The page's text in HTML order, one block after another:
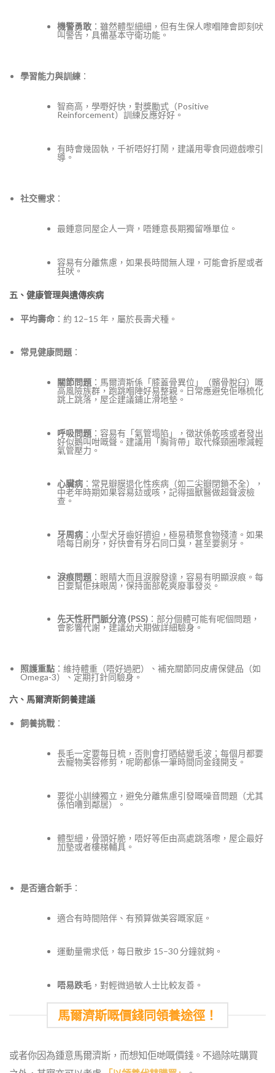
機警勇敢 ：雖然體型細細，但有生保人嚟嗰陣會即刻吠
叫警告，具備基本守衛功能。
學習能力與訓練 ：
智商高，學嘢好快，對獎勵式（Positive
Reinforcement）訓練反應好好。
有時會幾固執，千祈唔好打鬧，建議用零食同遊戲嚟引
導。
社交需求 ：
最鍾意同屋企人一齊，唔鍾意長期獨留喺單位。
容易有分離焦慮，如果長時間無人理，可能會拆屋或者
狂吠。
五、健康管理與遺傳疾病
平均壽命 ：約 12–15 年，屬於長壽犬種。
常見健康問題 ：
關節問題 ：馬爾濟斯係「膝蓋骨異位」（髕骨脫臼）嘅
高風險族群，跑跳嗰陣好易整親。日常應避免佢喺梳化
跳上跳落，屋企建議鋪止滑地墊。
呼吸問題 ：容易有「氣管塌陷」，徵狀係乾咳或者發出
好似鵝叫咁嘅聲。建議用「胸背帶」取代條頸圈嚟減輕
氣管壓力。
心臟病 ：常見瓣膜退化性疾病（如二尖瓣閉鎖不全），
中老年時期如果容易攰或咳，記得搵獸醫做超聲波檢
查。
牙周病 ：小型犬牙齒好擠迫，極易積聚食物殘渣。如果
唔每日刷牙，好快會有牙石同口臭，甚至要剝牙。
淚痕問題 ：眼睛大而且淚腺發達，容易有明顯淚痕。每
日要幫佢抹眼周，保持面部乾爽廢事發炎。
先天性肝門脈分流 (PSS) ：部分個體可能有呢個問題，
會影響代謝，建議幼犬期做詳細驗身。
照護重點 ：維持體重（唔好過肥）、補充關節同皮膚保健品（如
Omega-3）、定期打針同驗身。
六、馬爾濟斯飼養建議
飼養挑戰 ：
長毛一定要每日梳，否則會打晒結變毛波；每個月都要
去寵物美容修剪，呢啲都係一筆時間同金錢開支。
要從小訓練獨立，避免分離焦慮引發嘅噪音問題（尤其
係怕嘈到鄰居）。
體型細，骨頭好脆，唔好等佢由高處跳落嚟，屋企最好
加墊或者樓梯輔具。
是否適合新手 ：
適合有時間陪伴、有預算做美容嘅家庭。
運動量需求低，每日散步 15–30 分鐘就夠。
唔易跌毛 ，對輕微過敏人士比較友善。
馬爾濟斯嘅價錢同領養途徑！
或者你因為鍾意馬爾濟斯，而想知佢哋嘅價錢。不過除咗購買